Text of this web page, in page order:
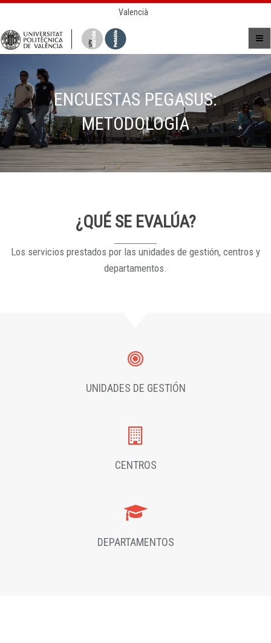
Valencià
ENCUESTAS PEGASUS:
METODOLOGÍA
¿QUÉ SE EVALÚA?
Los servicios prestados por las unidades de gestión, centros y
departamentos.
UNIDADES DE GESTIÓN
CENTROS
DEPARTAMENTOS